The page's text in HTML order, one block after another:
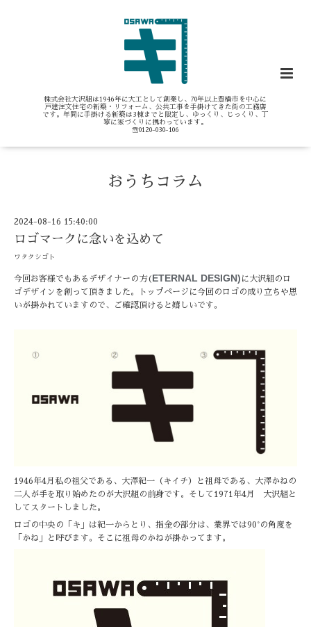
株式会社大沢組は1946年に大工として創業し、70年以上豊橋市を中心に
戸建注文住宅の新築・リフォーム、公共工事を手掛けてきた街の工務店
です。年間に手掛ける新築は3棟までと限定し、ゆっくり、じっくり、丁
寧に家づくりに携わっています。
☏0120-030-106
おうちコラム
2024-08-16 15:40:00
ロゴマークに念いを込めて
ワタクシゴト
今回お客様でもあるデザイナーの方(ETERNAL DESIGN) に大沢組のロ
ゴデザインを創って頂きました。トップページに今回のロゴの成り立ちや思
いが掛かれていますので、ご確認頂けると嬉しいです。
1946年4月私の祖父である、大澤紀一（キイチ）と祖母である、大澤かねの
二人が手を取り始めたのが大沢組の前身です。そして1971年4月 大沢組と
してスタートしました。
ロゴの中央の「キ」は紀一からとり、指金の部分は、業界では90°の角度を
「かね」と呼びます。そこに祖母のかねが掛かってます。